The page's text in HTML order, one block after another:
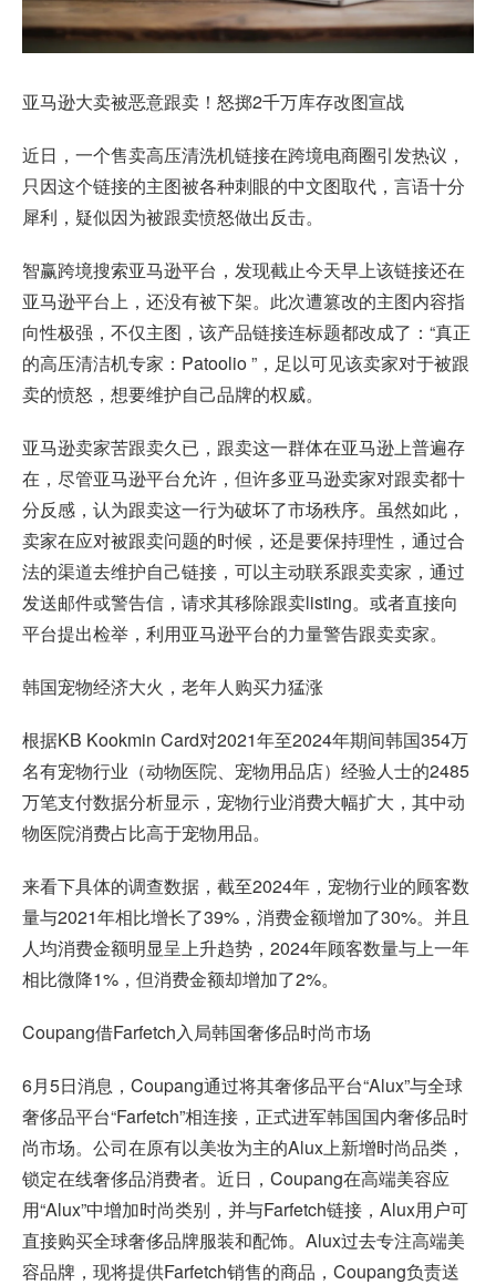
亚马逊大卖被恶意跟卖！怒掷2千万库存改图宣战
近日，一个售卖高压清洗机链接在跨境电商圈引发热议，
只因这个链接的主图被各种刺眼的中文图取代，言语十分
犀利，疑似因为被跟卖愤怒做出反击。
智赢跨境搜索亚马逊平台 ，发现截止今天早上该链接还在
亚马逊平台上，还没有被下架。此次遭篡改的主图内容指
向性极强，不仅主图，该产品链接连标题都改成了：“真正
的高压清洁机专家：Patoolio ”，足以可见该卖家对于被跟
卖的愤怒，想要维护自己品牌的权威。
亚马逊卖家苦跟卖久已，跟卖这一群体在亚马逊上普遍存
在，尽管亚马逊平台允许，但许多亚马逊卖家对跟卖都十
分反感，认为跟卖这一行为破坏了市场秩序。虽然如此，
卖家在应对被跟卖问题的时候，还是要保持理性，通过合
法的渠道去维护自己链接，可以主动联系跟卖卖家，通过
发送邮件或警告信，请求其移除跟卖listing。或者直接向
平台提出检举，利用亚马逊平台的力量警告跟卖卖家。
韩国宠物经济大火，老年人购买力猛涨
根据KB Kookmin Card对2021年至2024年期间韩国354万
名有宠物行业（动物医院、宠物用品店）经验人士的2485
万笔支付数据分析显示，宠物行业消费大幅扩大，其中动
物医院消费占比高于宠物用品。
来看下具体的调查数据，截至2024年，宠物行业的顾客数
量与2021年相比增长了39%，消费金额增加了30%。并且
人均消费金额明显呈上升趋势，2024年顾客数量与上一年
相比微降1%，但消费金额却增加了2%。
Coupang借Farfetch入局韩国奢侈品时尚市场
6月5日消息，Coupang通过将其奢侈品平台“Alux”与全球
奢侈品平台“Farfetch”相连接，正式进军韩国国内奢侈品时
尚市场。公司在原有以美妆为主的Alux上新增时尚品类，
锁定在线奢侈品消费者。近日，Coupang在高端美容应
用“Alux”中增加时尚类别，并与Farfetch链接，Alux用户可
直接购买全球奢侈品牌服装和配饰。Alux过去专注高端美
容品牌，现将提供Farfetch销售的商品，Coupang负责送